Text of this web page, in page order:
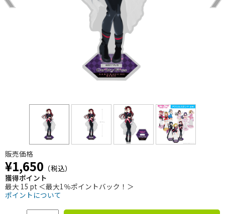
販売価格
¥1,650 （税込）
獲得ポイント
最大 15 pt ＜最大1％ポイントバック！＞
ポイントについて